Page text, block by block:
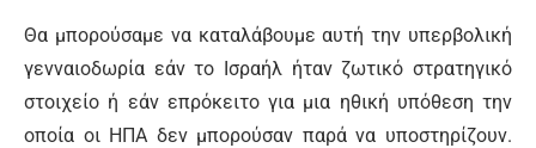
Θα μπορούσαμε να καταλάβουμε αυτή την υπερβολική
γενναιοδωρία εάν το Ισραήλ ήταν ζωτικό στρατηγικό
στοιχείο ή εάν επρόκειτο για μια ηθική υπόθεση την
οποία οι ΗΠΑ δεν μπορούσαν παρά να υποστηρίζουν.